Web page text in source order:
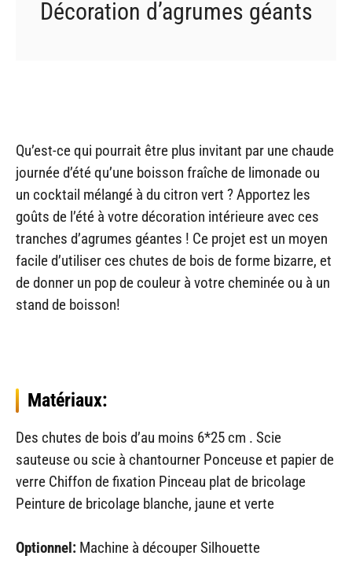
Décoration d’agrumes géants
Qu’est-ce qui pourrait être plus invitant par une chaude
journée d’été qu’une boisson fraîche de limonade ou
un cocktail mélangé à du citron vert ? Apportez les
goûts de l’été à votre décoration intérieure avec ces
tranches d’agrumes géantes ! Ce projet est un moyen
facile d’utiliser ces chutes de bois de forme bizarre, et
de donner un pop de couleur à votre cheminée ou à un
stand de boisson!
Matériaux:
Des chutes de bois d’au moins 6*25 cm . Scie
sauteuse ou scie à chantourner Ponceuse et papier de
verre Chiffon de fixation Pinceau plat de bricolage
Peinture de bricolage blanche, jaune et verte
Optionnel: Machine à découper Silhouette